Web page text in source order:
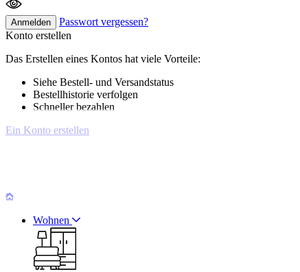
Anmelden
Passwort vergessen?
Konto erstellen
Das Erstellen eines Kontos hat viele Vorteile:
Siehe Bestell- und Versandstatus
Bestellhistorie verfolgen
Schneller bezahlen
Ein Konto erstellen
Wohnen